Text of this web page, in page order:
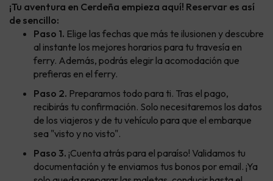
¡Tu aventura en Cerdeña empieza aquí! Reservar es así
de sencillo:
Paso 1. Elige las fechas que más te ilusionen y descubre
al instante los mejores horarios para tu travesía en
ferry. Además, podrás elegir la acomodación que
prefieras en el ferry.
Paso 2. Preparamos todo para ti. Tras el pago,
recibirás tu confirmación. Solo necesitaremos los datos
de los viajeros y de tu vehículo para que el embarque
sea "visto y no visto".
Paso 3. ¡Cuenta atrás para el paraíso! Validamos tu
documentación y te enviamos tus bonos por email. ¡Ya